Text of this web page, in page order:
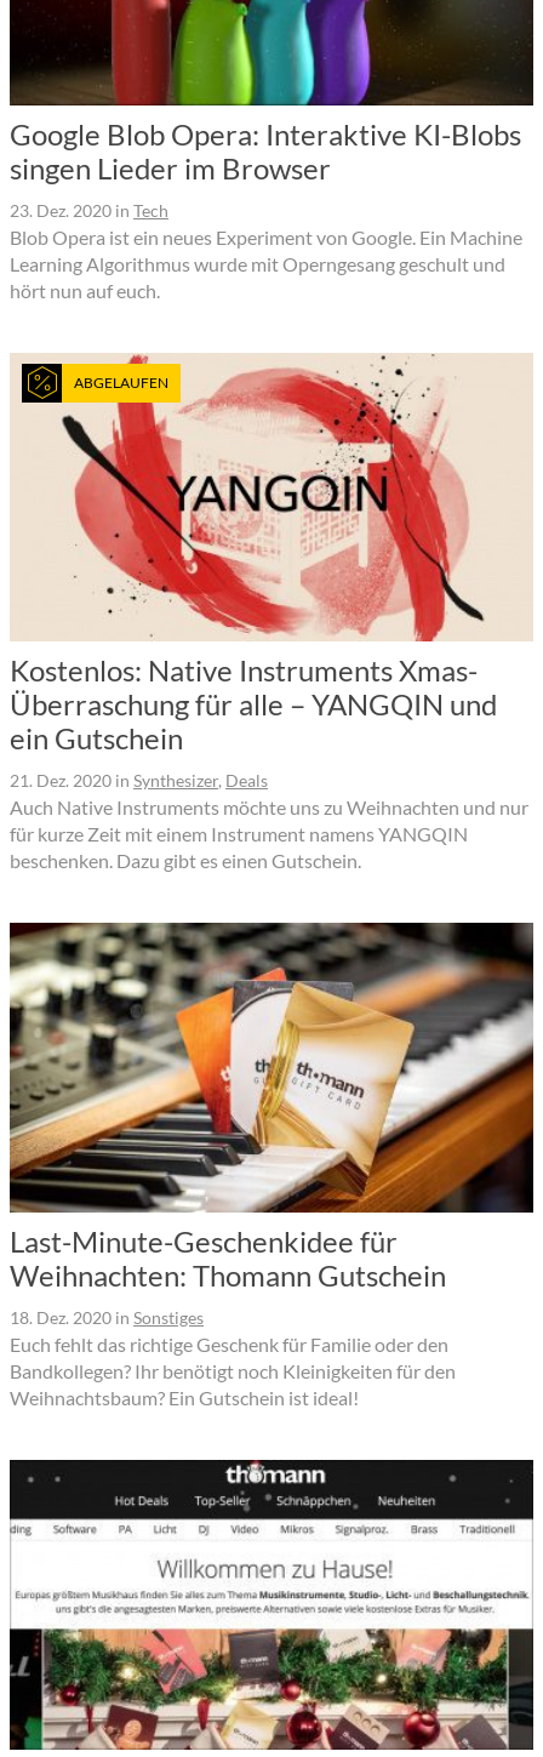
Google Blob Opera: Interaktive KI-Blobs
singen Lieder im Browser
23. Dez. 2020 in Tech
Blob Opera ist ein neues Experiment von Google. Ein Machine
Learning Algorithmus wurde mit Operngesang geschult und
hört nun auf euch.
ABGELAUFEN
Kostenlos: Native Instruments Xmas-
Überraschung für alle – YANGQIN und
ein Gutschein
21. Dez. 2020 in Synthesizer, Deals
Auch Native Instruments möchte uns zu Weihnachten und nur
für kurze Zeit mit einem Instrument namens YANGQIN
beschenken. Dazu gibt es einen Gutschein.
Last-Minute-Geschenkidee für
Weihnachten: Thomann Gutschein
18. Dez. 2020 in Sonstiges
Euch fehlt das richtige Geschenk für Familie oder den
Bandkollegen? Ihr benötigt noch Kleinigkeiten für den
Weihnachtsbaum? Ein Gutschein ist ideal!